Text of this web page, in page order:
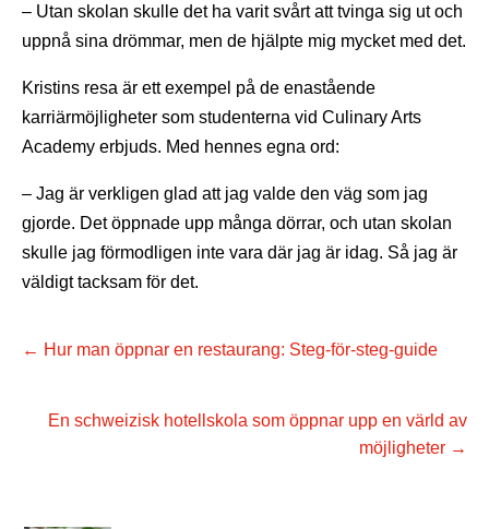
– Utan skolan skulle det ha varit svårt att tvinga sig ut och
uppnå sina drömmar, men de hjälpte mig mycket med det.
Kristins resa är ett exempel på de enastående
karriärmöjligheter som studenterna vid Culinary Arts
Academy erbjuds. Med hennes egna ord:
– Jag är verkligen glad att jag valde den väg som jag
gjorde. Det öppnade upp många dörrar, och utan skolan
skulle jag förmodligen inte vara där jag är idag. Så jag är
väldigt tacksam för det.
← Hur man öppnar en restaurang: Steg-för-steg-guide
En schweizisk hotellskola som öppnar upp en värld av
möjligheter →